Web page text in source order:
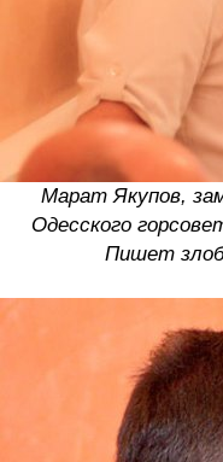
Марат Якупов,
Одесского
Пишет